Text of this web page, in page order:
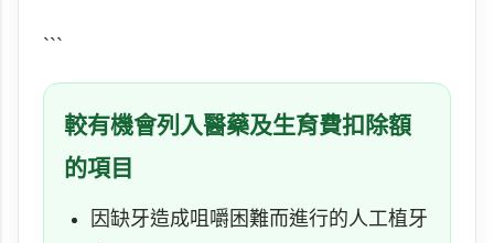
```
較有機會列入醫藥及生育費扣除額
的項目
因缺牙造成咀嚼困難而進行的人工植牙